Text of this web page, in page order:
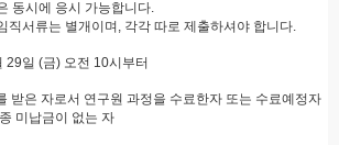
동시에 응시 가능합니다.
직서류는 별개이며 , 각각 따로 제출하셔야 합니다.
29일 (금) 오전 10시부터
받은 자로서 연구원 과정을 수료한자 또는 수료예정자
미납금이 없는 자